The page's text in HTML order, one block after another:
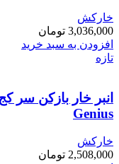
خارکش
3,036,000 تومان
افزودن به سبد خرید
تازه
Genius
خارکش
2,508,000 تومان